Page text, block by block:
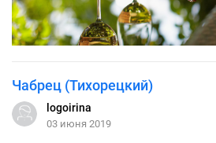
Чабрец (Тихорецкий)
logoirina
03 июня 2019